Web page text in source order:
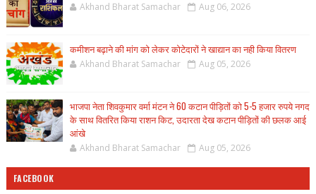
Akhand Bharat Samachar Aug 06, 2026
कमीशन बढ़ाने की मांग को लेकर कोटेदारों ने खाद्यान का नही किया वितरण
Akhand Bharat Samachar Aug 05, 2026
भाजपा नेता शिवकुमार वर्मा मंटन ने 60 कटान पीड़ितों को 5-5 हजार रुपये नगद
के साथ वितरित किया राशन किट, उदारता देख कटान पीड़ितों की छलक आई
आंखे
Akhand Bharat Samachar Aug 05, 2026
FACEBOOK